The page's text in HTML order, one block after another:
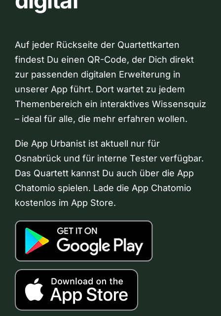
Auf jeder Rückseite der Quartettkarten
findest Du einen QR-Code, der Dich direkt
zur passenden digitalen Erweiterung in
unserer App führt. Dort wartet zu jedem
Themenbereich ein interaktives Wissensquiz
– ideal für alle, die mehr erfahren wollen.
Die App Urbanist ist aktuell nur für
Osnabrück und für interne Tester verfügbar.
Das Quartett kannst Du auch über die App
Chatomio spielen. Lade die App Chatomio
kostenlos im App Store.